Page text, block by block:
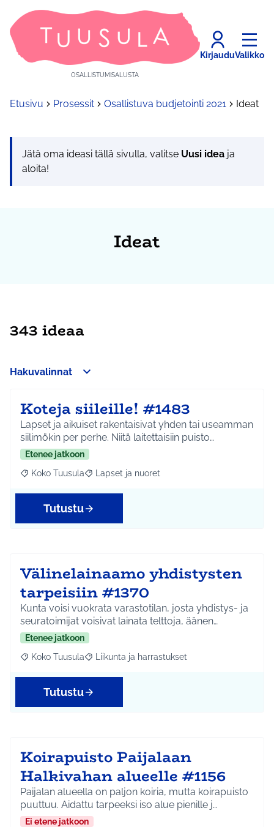
OSALLISTUMISALUSTA
KirjauduValikko
Etusivu Prosessit Osallistuva budjetointi 2021 Ideat
Jätä oma ideasi tällä sivulla, valitse Uusi idea ja
aloita!
Ideat
343 ideaa
Hakuvalinnat
Koteja siileille! #1483
Lapset ja aikuiset rakentaisivat yhden tai useamman
siilimökin per perhe. Niitä laitettaisiin puisto…
Etenee jatkoon
Rajaa tulokset aihepiirin mukaan: Koko Tuusula
Koko Tuusula Rajaa tulokset teeman mukaan: Lapset ja
Lapset ja nuoret
Tutustu
Välinelainaamo yhdistysten
tarpeisiin #1370
Kunta voisi vuokrata varastotilan, josta yhdistys- ja
seuratoimijat voisivat lainata telttoja, äänen…
Etenee jatkoon
Rajaa tulokset aihepiirin mukaan: Koko Tuusula
Koko Tuusula Rajaa tulokset teeman mukaan: Liikunta ja
Liikunta ja harrastukset
Tutustu
Koirapuisto Paijalaan
Halkivahan alueelle #1156
Paijalan alueella on paljon koiria, mutta koirapuisto
puuttuu. Aidattu tarpeeksi iso alue pienille j…
Ei etene jatkoon